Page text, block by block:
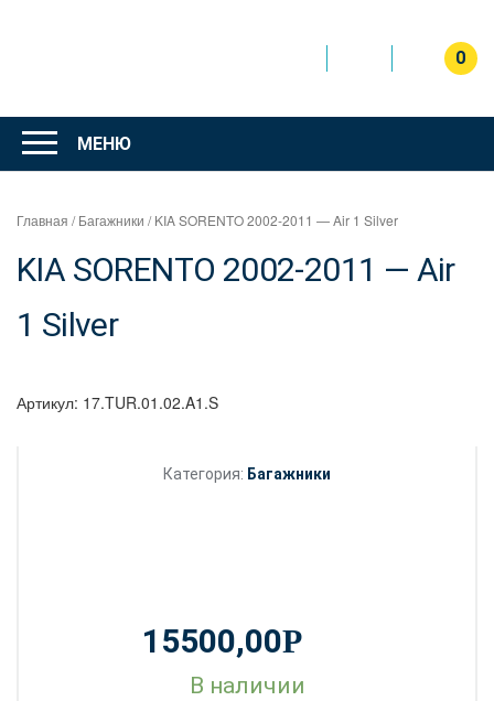
Интернет
магазин
"Can Auto"
0
МЕНЮ
Главная /Багажники / KIA SORENTO 2002-2011 — Air 1 Silver
KIA SORENTO 2002-2011 — Air
1 Silver
Артикул: 17.TUR.01.02.A1.S
Категория: Багажники
15500,00Р
В наличии